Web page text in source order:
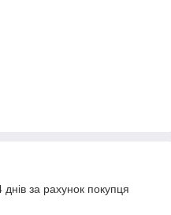
за рахунок покупця